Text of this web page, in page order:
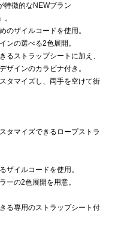
特徴的なNEWブラン
のザイルコードを使用。
ンの選べる2色展開。
るストラップシートに加え、
ザインのカラビナ付き。
タマイズし、両手を空けて街
タマイズできるロープストラ
ザイルコードを使用。
ーの2色展開を用意。
る専用のストラップシート付